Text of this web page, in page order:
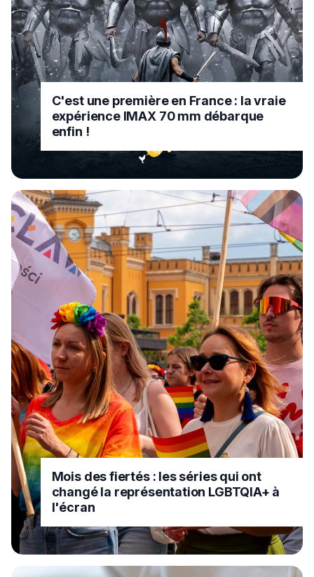
C'est une première en France : la vraie
expérience IMAX 70 mm débarque
enfin !
Mois des fiertés : les séries qui ont
changé la représentation LGBTQIA+ à
l'écran